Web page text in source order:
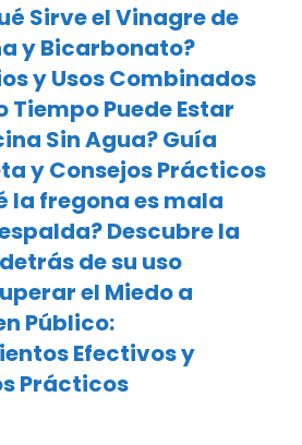
Sirve el Vinagre de
y Bicarbonato?
y Usos Combinados
Tiempo Puede Estar
Sin Agua? Guía
y Consejos Prácticos
la fregona es mala
Descubre la
de su uso
el Miedo a
Público:
Efectivos y
Prácticos